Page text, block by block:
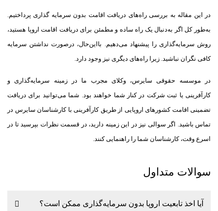
در این مقاله به بررسی راه‌های دریافت اقامت بدون سرمایه گذاری پرداختیم.
به‌طور کل اگر به‌دنبال یک راه ساده و مطمئن برای دریافت اقامت اروپا هستید،
روش سرمایه‌گذاری را پیشنهاد می‌دهیم. با‌این‌حال، در‌صورت نداشتن سرمایه
کافی نگران نباشید. زیرا راه‌های دیگری نیز وجود دارد.
در موسسه حقوقی سایرس، وکلای مجرب ما در زمینه سرمایه‌گذاری و
کارآفرینی یا ثبت شرکت در کنار شما خواهند بود. شما می‌توانید برای دریافت
تضمینی اقامت کشور‌های اروپایی از طریق کارآفرینی با کارشناسان سایرس در
تماس باشید. اگر سوالی نیز در این زمینه دارید، در قسمت نظرات بپرسید تا در
اسرع وقت، کارشناسان شما را راهنمایی کنند.
سوالات متداول
آیا اخذ تابعیت اروپا بدون سرمایه‌گذاری ممکن است؟